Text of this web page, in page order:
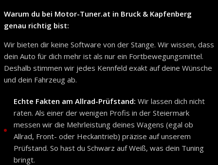
Warum du bei Motor-Tuner.at in Bruck & Kapfenberg
genau richtig bist:
Wir bieten dir keine Software von der Stange. Wir wissen, dass
dein Auto für dich mehr ist als nur ein Fortbewegungsmittel.
Deshalb stimmen wir jedes Kennfeld exakt auf deine Wünsche
und dein Fahrzeug ab.
Echte Fakten am Allrad-Prüfstand: Wir lassen dich nicht
raten. Als einer der wenigen Profis in der Steiermark
messen wir die Mehrleistung deines Wagens (egal ob
Allrad, Front- oder Heckantrieb) präzise auf unserem
Prüfstand. So hast du Schwarz auf Weiß, was dein Tuning
bringt.